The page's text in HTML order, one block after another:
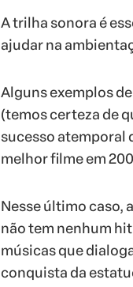
A trilha sonora é
ajudar na
Alguns exemplos
(temos certeza de
sucesso atemporal
melhor filme em
Nesse último caso,
não tem nenhum
músicas que
conquista da